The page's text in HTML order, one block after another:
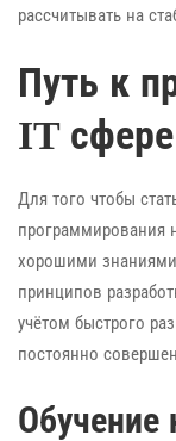
рассчитывать на
Путь к
IT сфере
Для того чтобы
программирования
хорошими
принципов
учётом быстрого
постоянно
Обучение